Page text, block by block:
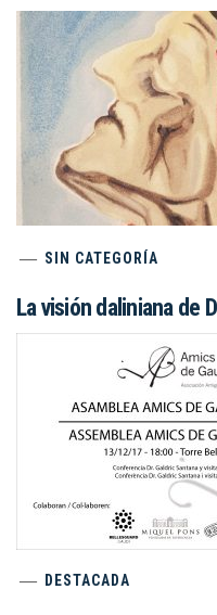
SIN CATEGORÍA
La visión daliniana de
DESTACADA